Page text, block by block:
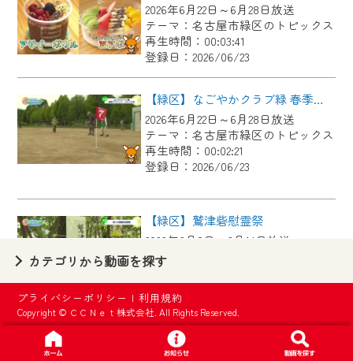
2026年6月22日～6月28日放送
テーマ：名古屋市緑区のトピックス
再生時間：00:03:41
登録日：2026/06/23
【緑区】なごやかクラブ緑 春季グラウンド・ゴルフ大会
2026年6月22日～6月28日放送
テーマ：名古屋市緑区のトピックス
再生時間：00:02:21
登録日：2026/06/23
【緑区】鷲津砦慰霊祭
2026年6月8日～6月14日放送
テーマ：名古屋市緑区のトピックス
再生時間：00:02:44
登録日：2026/06/23
【緑区】中日ドラゴンズOB 春華しろつち保育園で野球教室
2026年6月8日～6月14日放送
カテゴリから動画を探す
プライバシーポリシー |利用規約
Copyright © ＣＣＮｅｔ株式会社. All Rights Reserved.
【ご注意】
2024年9月24日からはご加入者様へのサー
ビス向上のため、
『CCNet Web TV』を利用いただくには、
一部コンテンツを除き、
CCNetサービスへの加入と『CCNetマイ
ページ※』へのログインが必要となりま
す。
いたします。
要となります。
※MyIDとは、CCNet Web TVを含むCCNetの
各種サービスをご利用頂くためのIDです。
IDはお客様が使っているメールアドレス
で設定できます。